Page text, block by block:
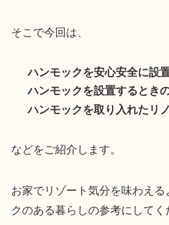
そこで今回は、
ハンモックを安心安全に設
ハンモックを設置するとき
ハンモックを取り入れたリ
などをご紹介します。
お家でリゾート気分を味わえる
クのある暮らしの参考にしてく